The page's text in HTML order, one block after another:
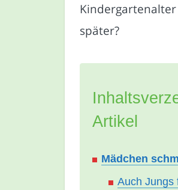
Kindergartenalter
später?
Artikel
Mädchen
Auch Jungs